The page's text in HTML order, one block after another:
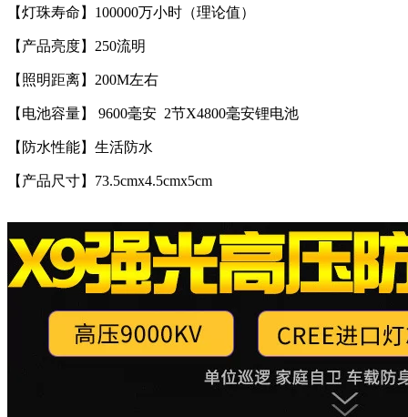
【灯珠寿命】100000万小时（理论值）
【产品亮度】250流明
【照明距离】200M左右
【电池容量】 9600毫安 2节X4800毫安锂电池
【防水性能】生活防水
【产品尺寸】73.5cmx4.5cmx5cm